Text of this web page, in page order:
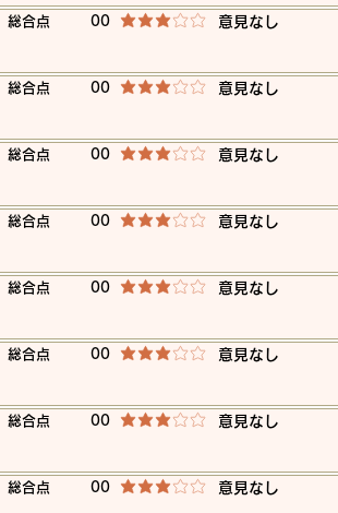
​総合点 00 平均評価 3 /5 ​意見なし
​総合点 00 平均評価 3 /5 ​意見なし
​総合点 00 平均評価 3 /5 ​意見なし
​総合点 00 平均評価 3 /5 ​意見なし
​総合点 00 平均評価 3 /5 ​意見なし
​総合点 00 平均評価 3 /5 ​意見なし
​総合点 00 平均評価 3 /5 ​意見なし
​総合点 00 平均評価 3 /5 ​意見なし